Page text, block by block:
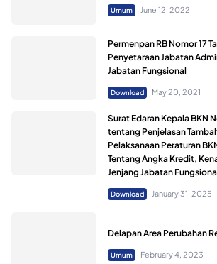
Umum June 12, 2022
Permenpan RB Nomor 17
Penyetaraan Jabatan
Jabatan Fungsional
Download May 20, 2021
Surat Edaran Kepala BKN
tentang Penjelasan
Pelaksanaan Peraturan
Tentang Angka Kredit,
Jenjang Jabatan
Download January 31, 2025
Delapan Area Perubahan
Umum February 4, 2023